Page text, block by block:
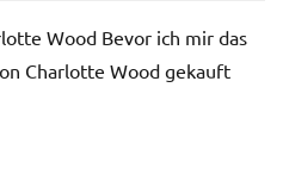
Wood Bevor ich mir das
Charlotte Wood gekauft